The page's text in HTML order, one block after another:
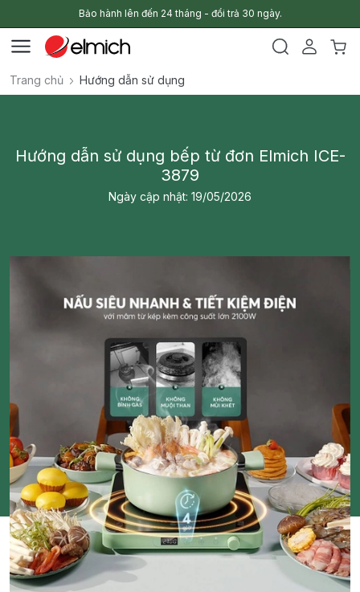
Bảo hành lên đến 24 tháng - đổi trả 30 ngày.
Trang chủ Hướng dẫn sử dụng
Hướng dẫn sử dụng bếp từ đơn Elmich ICE-
3879
Ngày cập nhật: 19/05/2026